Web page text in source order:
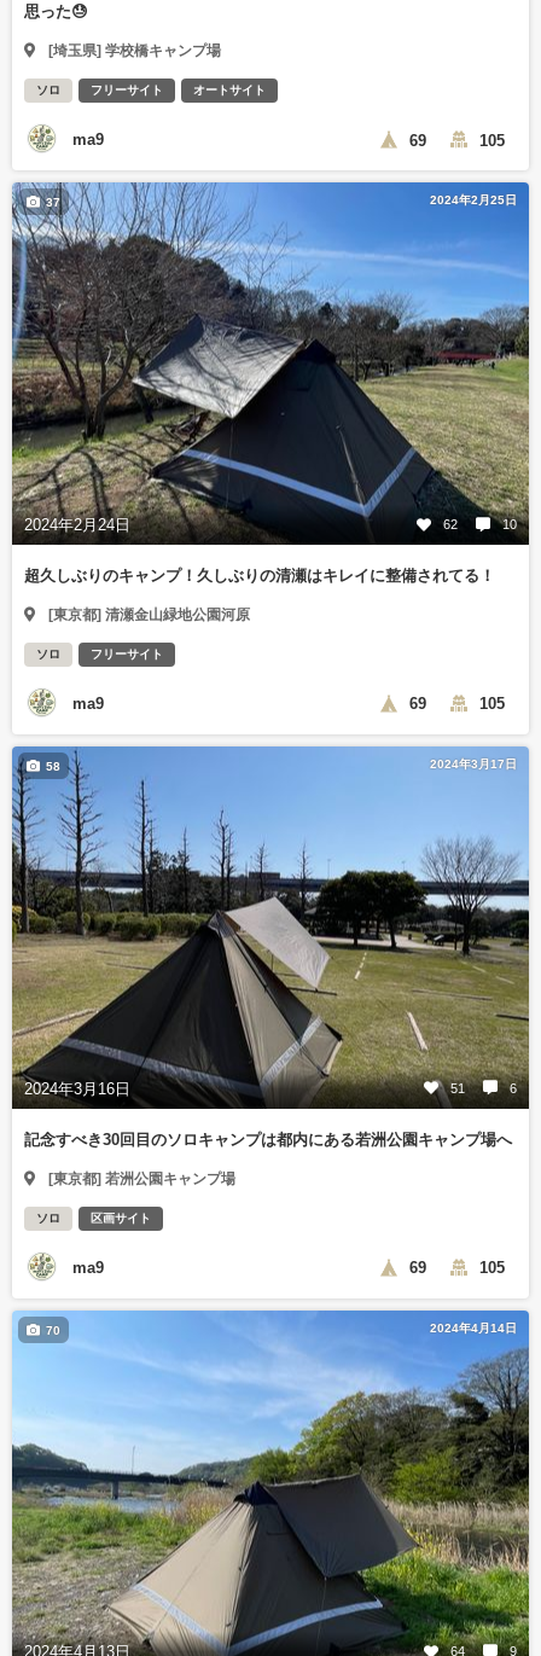
思った😓
[埼玉県] 学校橋キャンプ場
ソロ フリーサイト オートサイト
ma9 69 105
2024年2月25日
2024年2月24日 62 10
37
超久しぶりのキャンプ！久しぶりの清瀬はキレイに整備されてる！
[東京都] 清瀬金山緑地公園河原
ソロ フリーサイト
ma9 69 105
2024年3月17日
2024年3月16日 51 6
58
記念すべき30回目のソロキャンプは都内にある若洲公園キャンプ場へ
[東京都] 若洲公園キャンプ場
ソロ 区画サイト
ma9 69 105
2024年4月14日
2024年4月13日 64 9
70